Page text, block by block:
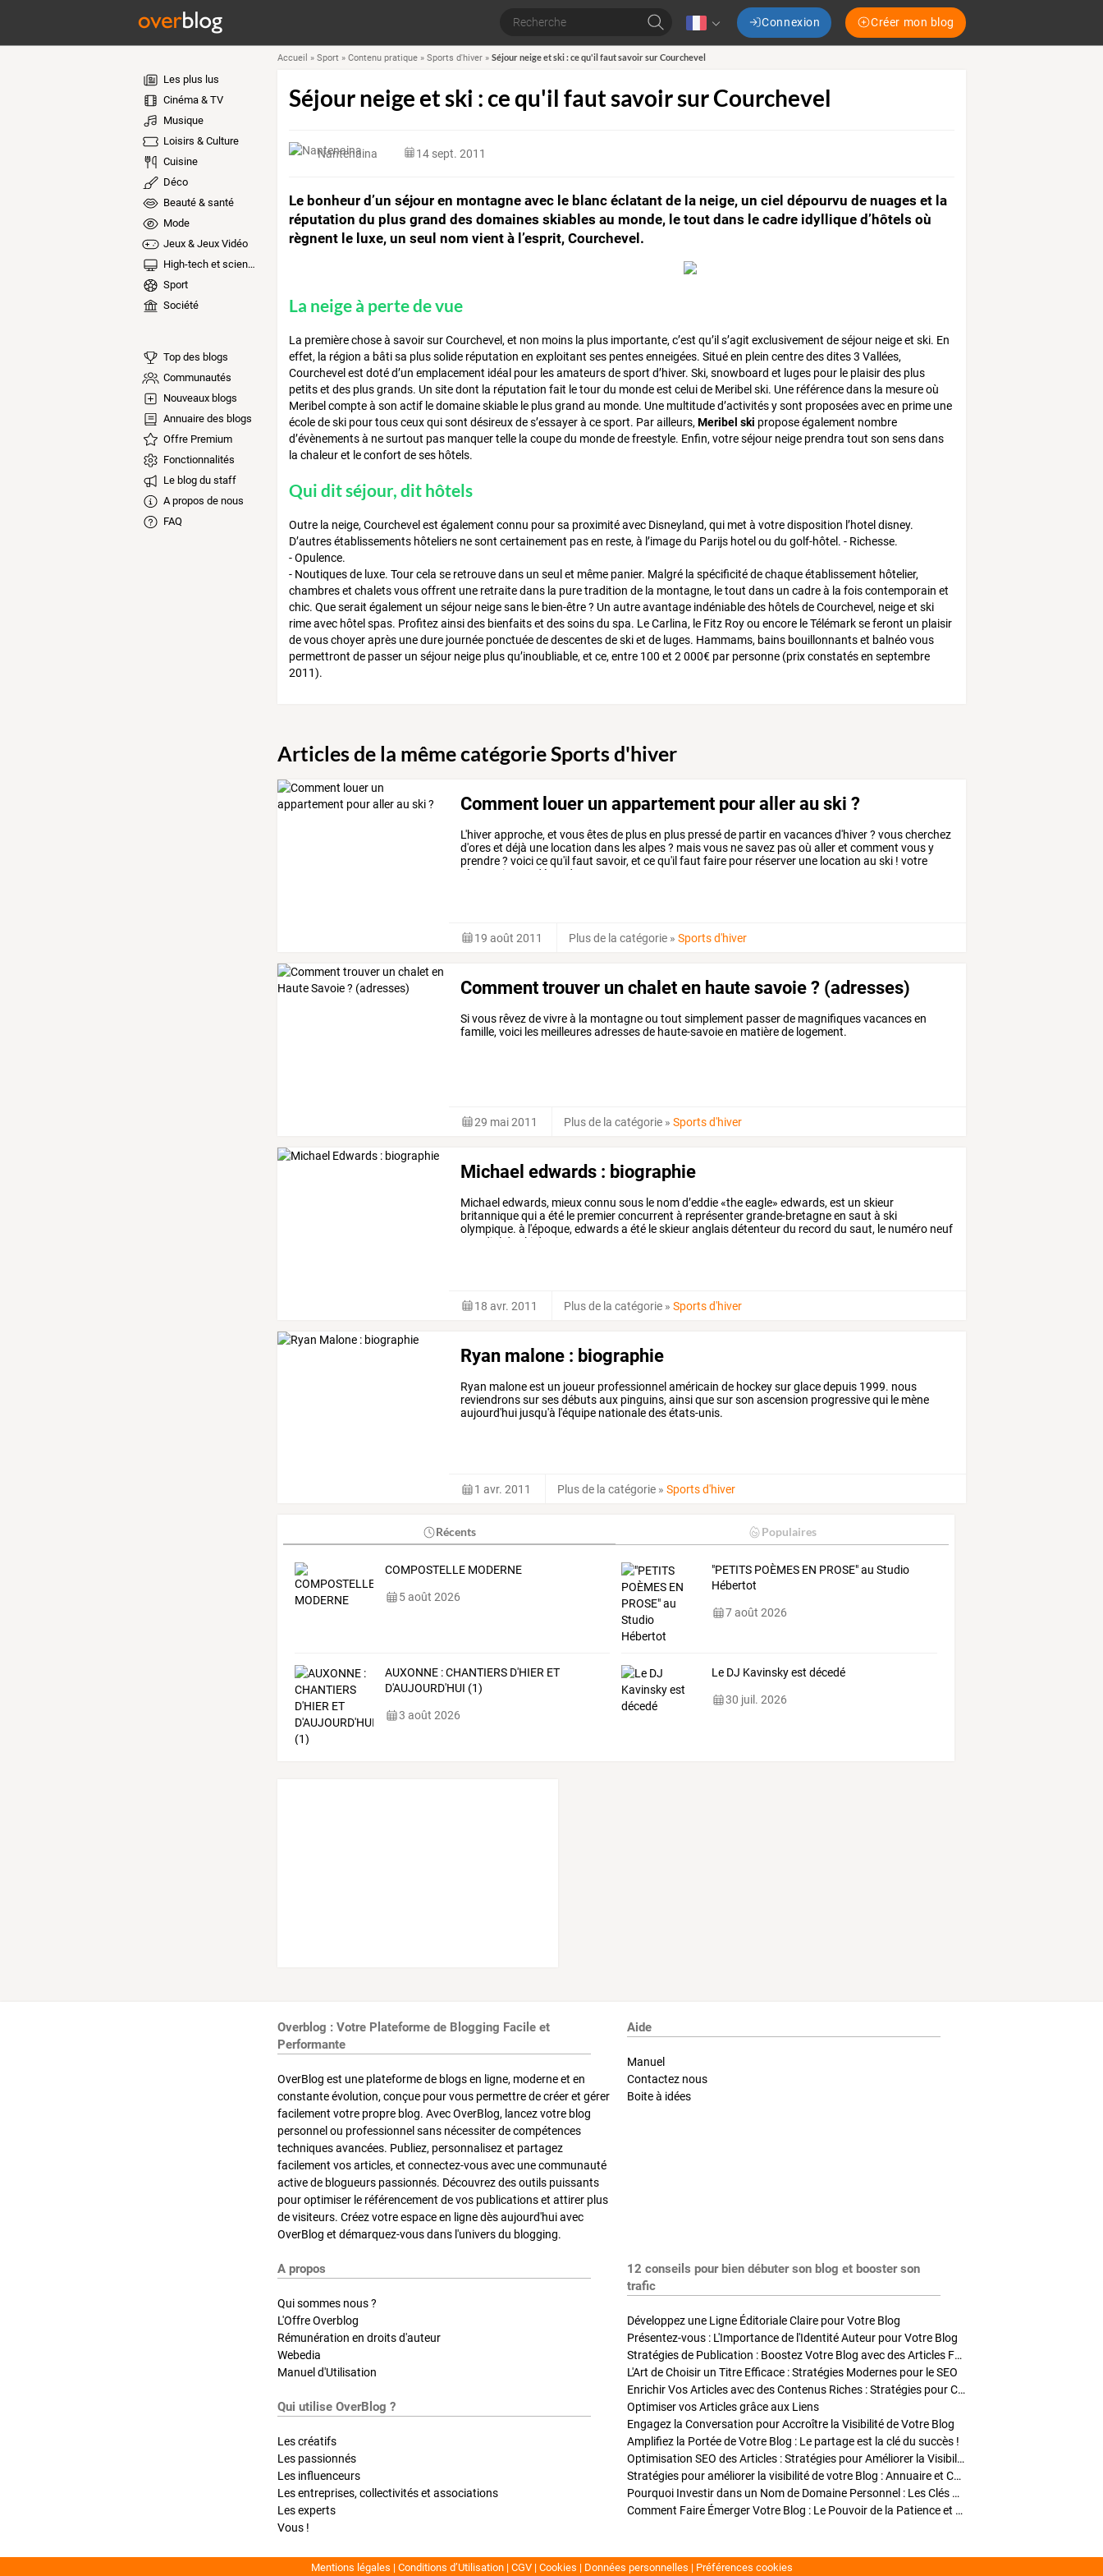
Connexion Créer mon blog
Les plus lus
Cinéma & TV
Musique
Loisirs & Culture
Cuisine
Déco
Beauté & santé
Mode
Jeux & Jeux Vidéo
High-tech et sciences
Sport
Société
Top des blogs
Communautés
Nouveaux blogs
Annuaire des blogs
Offre Premium
Fonctionnalités
Le blog du staff
A propos de nous
FAQ
Accueil » Sport» Contenu pratique» Sports d'hiver» Séjour neige et ski : ce qu'il faut savoir sur Courchevel
Séjour neige et ski : ce qu'il faut savoir sur Courchevel
Nantenaina 14 sept. 2011
Le bonheur d’un séjour en montagne avec le blanc éclatant de la neige, un ciel dépourvu de nuages et la
réputation du plus grand des domaines skiables au monde, le tout dans le cadre idyllique d’hôtels où
règnent le luxe, un seul nom vient à l’esprit, Courchevel.
La neige à perte de vue
La première chose à savoir sur Courchevel, et non moins la plus importante, c’est qu’il s’agit exclusivement de séjour neige et ski. En
effet, la région a bâti sa plus solide réputation en exploitant ses pentes enneigées. Situé en plein centre des dites 3 Vallées,
Courchevel est doté d’un emplacement idéal pour les amateurs de sport d’hiver. Ski, snowboard et luges pour le plaisir des plus
petits et des plus grands. Un site dont la réputation fait le tour du monde est celui de Meribel ski. Une référence dans la mesure où
Meribel compte à son actif le domaine skiable le plus grand au monde. Une multitude d’activités y sont proposées avec en prime une
école de ski pour tous ceux qui sont désireux de s’essayer à ce sport. Par ailleurs, Meribel ski propose également nombre
d’évènements à ne surtout pas manquer telle la coupe du monde de freestyle. Enfin, votre séjour neige prendra tout son sens dans
la chaleur et le confort de ses hôtels.
Qui dit séjour, dit hôtels
Outre la neige, Courchevel est également connu pour sa proximité avec Disneyland, qui met à votre disposition l’hotel disney.
D’autres établissements hôteliers ne sont certainement pas en reste, à l’image du Parijs hotel ou du golf-hôtel. - Richesse.
- Opulence.
- Noutiques de luxe. Tour cela se retrouve dans un seul et même panier. Malgré la spécificité de chaque établissement hôtelier,
chambres et chalets vous offrent une retraite dans la pure tradition de la montagne, le tout dans un cadre à la fois contemporain et
chic. Que serait également un séjour neige sans le bien-être ? Un autre avantage indéniable des hôtels de Courchevel, neige et ski
rime avec hôtel spas. Profitez ainsi des bienfaits et des soins du spa. Le Carlina, le Fitz Roy ou encore le Télémark se feront un plaisir
de vous choyer après une dure journée ponctuée de descentes de ski et de luges. Hammams, bains bouillonnants et balnéo vous
permettront de passer un séjour neige plus qu’inoubliable, et ce, entre 100 et 2 000€ par personne (prix constatés en septembre
2011).
Articles de la même catégorie Sports d'hiver
Comment louer un appartement pour aller au ski ?
L'hiverapproche, et vousêtesde plusen plus presséde partiren vacancesd'hiver? vouscherchez
d'oreset déjà une location dans lesalpes? maisvous nesavez pasoù alleret comment vousy
prendre? voicicequ'il faut savoir, et cequ'il faut faire pour réserver une location au ski ! votre
réservation
dépendre
19 août 2011 Plus de la catégorie »Sports d'hiver
Comment trouver un chalet en haute savoie ? (adresses)
Si vous rêvez de vivre à la montagne ou tout simplement passer de magnifiques vacances en
famille, voici les meilleures adresses de haute-savoie en matière de logement.
29 mai 2011 Plus de la catégorie »Sports d'hiver
Michael edwards : biographie
Michael edwards, mieuxconnu sous le nomd’eddie«theeagle» edwards, est un skieur
britanniquequia été le premierconcurrent à représentergrande-bretagneen saut à ski
olympique. à l'époque, edwardsa été leskieuranglaisdétenteurdu record du saut, le numéro neuf
mondial de ski de vitesse
18 avr. 2011 Plus de la catégorie »Sports d'hiver
Ryan malone : biographie
Ryan malone est un joueur professionnel américain de hockey sur glace depuis 1999. nous
reviendrons sur ses débuts aux pinguins, ainsi que sur son ascension progressive qui le mène
aujourd'hui jusqu'à l'équipe nationale des états-unis.
1 avr. 2011 Plus de la catégorie »Sports d'hiver
Récents Populaires
COMPOSTELLE MODERNE
5 août 2026
"PETITS POÈMES EN PROSE" au Studio
Hébertot
7 août 2026
AUXONNE : CHANTIERS D'HIER ET
D'AUJOURD'HUI (1)
3 août 2026
Le DJ Kavinsky est décedé
30 juil. 2026
Overblog : Votre Plateforme de Blogging Facile et
Performante
OverBlog est une plateforme de blogs en ligne, moderne et en
constante évolution, conçue pour vous permettre de créer et gérer
facilement votre propre blog. Avec OverBlog, lancez votre blog
personnel ou professionnel sans nécessiter de compétences
techniques avancées. Publiez, personnalisez et partagez
facilement vos articles, et connectez-vous avec une communauté
active de blogueurs passionnés. Découvrez des outils puissants
pour optimiser le référencement de vos publications et attirer plus
de visiteurs. Créez votre espace en ligne dès aujourd'hui avec
OverBlog et démarquez-vous dans l'univers du blogging.
Aide
Manuel
Contactez nous
Boite à idées
A propos
Qui sommes nous ?
L'Offre Overblog
Rémunération en droits d'auteur
Webedia
Manuel d'Utilisation
Qui utilise OverBlog ?
Les créatifs
Les passionnés
Les influenceurs
Les entreprises, collectivités et associations
Les experts
Vous !
12 conseils pour bien débuter son blog et booster son
trafic
Développez une Ligne Éditoriale Claire pour Votre Blog
Présentez-vous : L'Importance de l'Identité Auteur pour Votre Blog
Stratégies de Publication : Boostez Votre Blog avec des Articles Fréquents et Exclusifs
L'Art de Choisir un Titre Efficace : Stratégies Modernes pour le SEO
Enrichir Vos Articles avec des Contenus Riches : Stratégies pour Captiver et Optimiser
Optimiser vos Articles grâce aux Liens
Engagez la Conversation pour Accroître la Visibilité de Votre Blog
Amplifiez la Portée de Votre Blog : Le partage est la clé du succès !
Optimisation SEO des Articles : Stratégies pour Améliorer la Visibilité de Votre Blog
Stratégies pour améliorer la visibilité de votre Blog : Annuaire et Collaborations
Pourquoi Investir dans un Nom de Domaine Personnel : Les Clés de la Réussite de Votre Blog
Comment Faire Émerger Votre Blog : Le Pouvoir de la Patience et de la Persévérance
Mentions légales Conditions d’Utilisation CGV Cookies Données personnelles Préférences cookies